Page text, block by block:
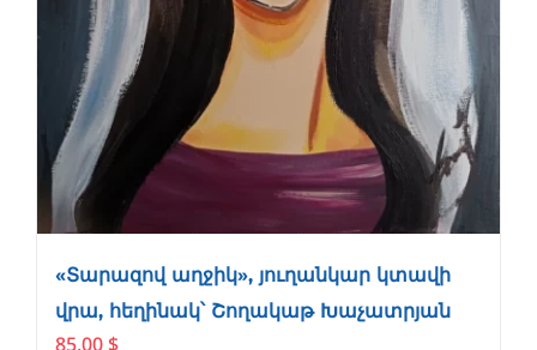
«Տարազով աղջիկ», յուղանկար կտավի
վրա, հեղինակ՝ Շողակաթ Խաչատրյան
85.00 $